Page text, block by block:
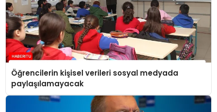
Öğrencilerin kişisel verileri sosyal medyada
paylaşılamayacak